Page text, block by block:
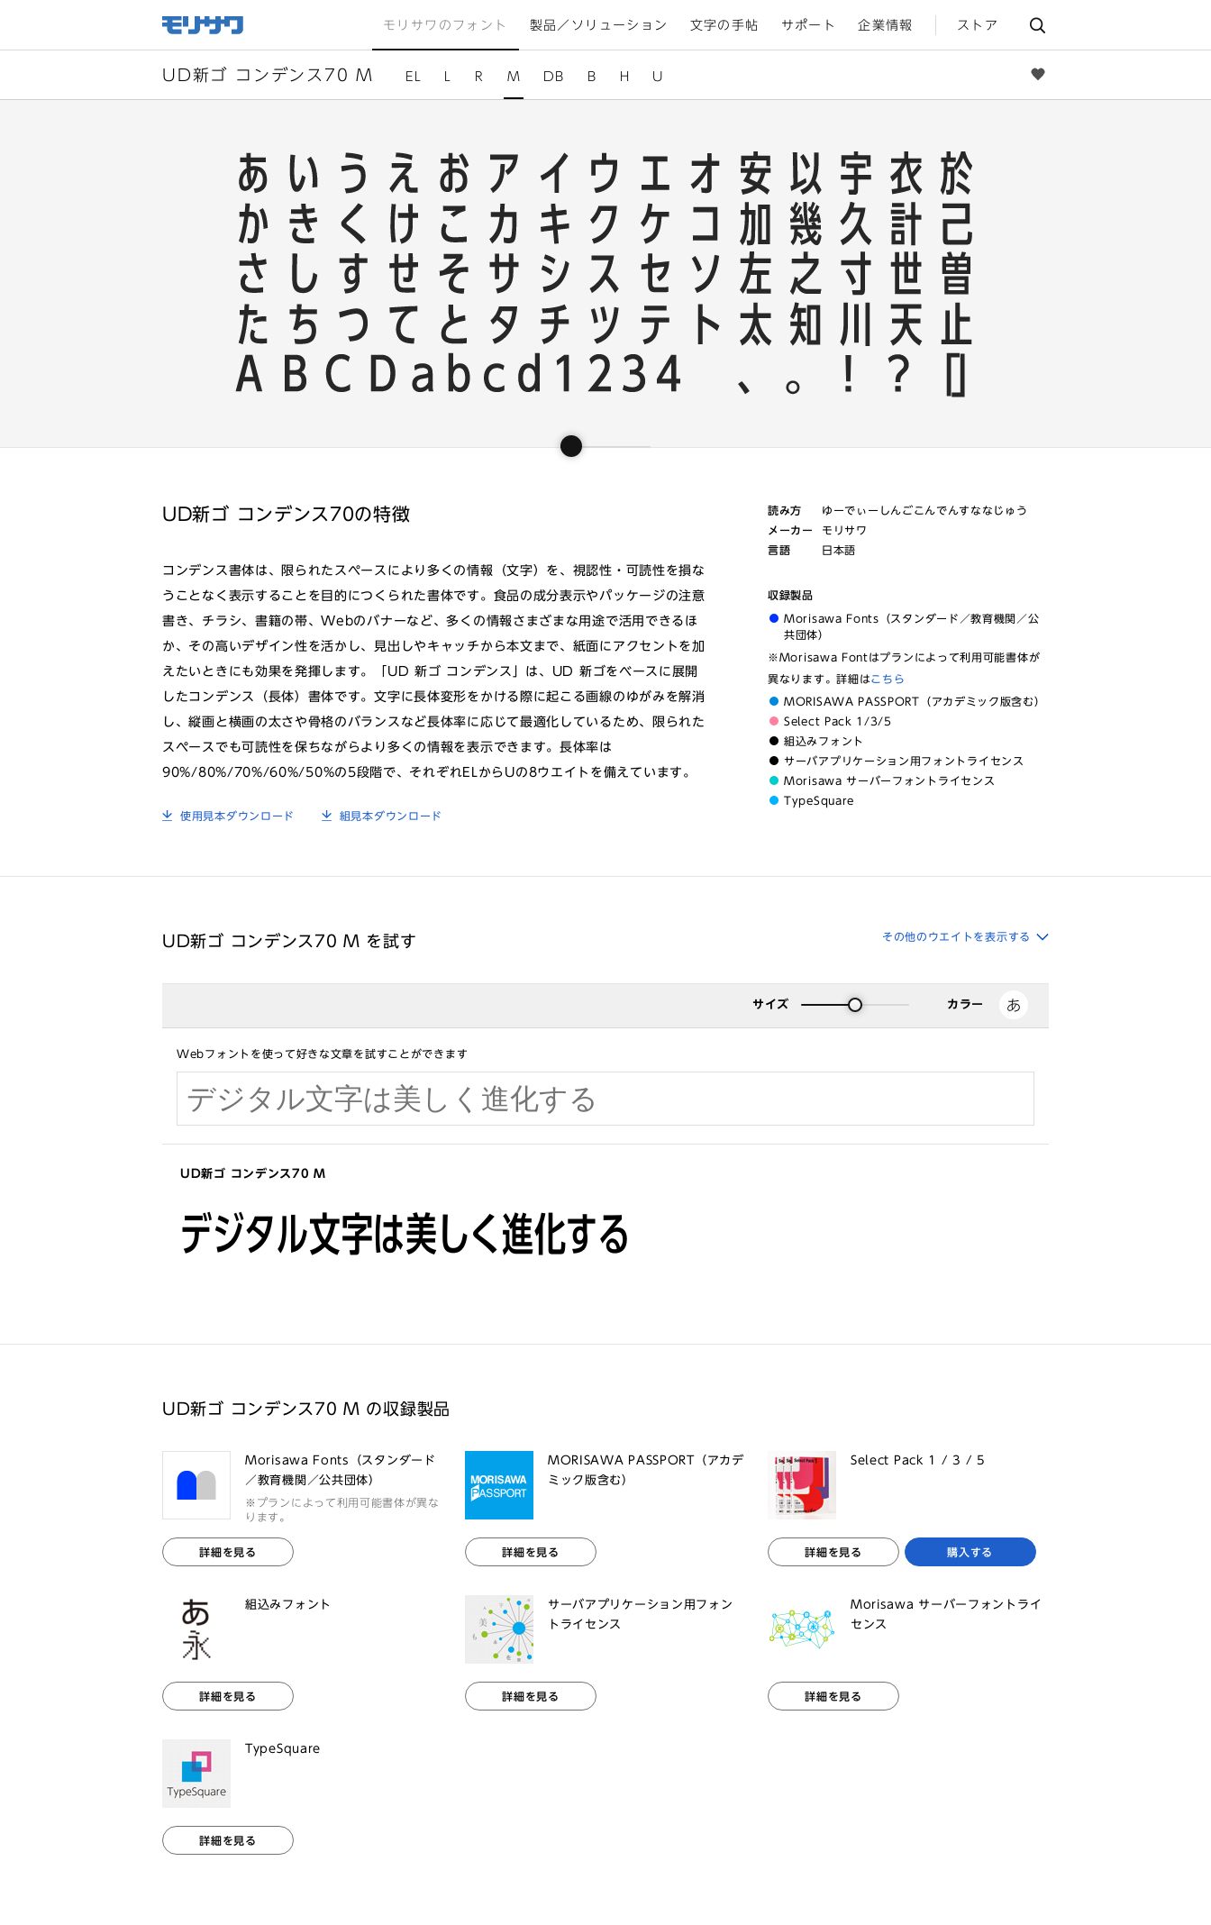
モリサワのフォント 製品／ソリューション 文字の手帖 サポート 企業情報 ストア
UD新ゴ コンデンス70 M EL R M DB B H U
UD新ゴ コンデンス70の特徴
コンデンス書体は、限られたスペースにより多くの情報（文字）を、視認性・可読性を損な
うことなく表示することを目的につくられた書体です。食品の成分表示やパッケージの注意
書き、チラシ、書籍の帯、Webのバナーなど、多くの情報さまざまな用途で活用できるほ
か、その高いデザイン性を活かし、見出しやキャッチから本文まで、紙面にアクセントを加
えたいときにも効果を発揮します。「UD 新ゴ コンデンス」は、UD 新ゴをベースに展開
したコンデンス（長体）書体です。文字に長体変形をかける際に起こる画線のゆがみを解消
し、縦画と横画の太さや骨格のバランスなど長体率に応じて最適化しているため、限られた
スペースでも可読性を保ちながらより多くの情報を表示できます。長体率は
90%/80%/70%/60%/50%の5段階で、それぞれELからUの8ウエイトを備えています。
使用見本ダウンロード 組見本ダウンロード
読み方
ゆーでぃーしんごこんでんすななじゅう
メーカー
モリサワ
言語
日本語
収録製品
Morisawa Fonts（スタンダード／教育機関／公
共団体）
※Morisawa Fontはプランによって利用可能書体が
異なります。詳細はこちら
MORISAWA PASSPORT（アカデミック版含む）
Select Pack 1/3/5
組込みフォント
サーバアプリケーション用フォントライセンス
Morisawa サーバーフォントライセンス
TypeSquare
UD新ゴ コンデンス70 M を試す その他のウエイトを表示する
サイズ カラー
Webフォントを使って好きな文章を試すことができます
UD新ゴ コンデンス70 M
デジタル文字は美しく進化する
UD新ゴ コンデンス70 M の収録製品
Morisawa Fonts（スタンダード
／教育機関／公共団体）
※プランによって利用可能書体が異な
ります。
詳細を見る
MORISAWA PASSPORT（アカデ
ミック版含む）
詳細を見る
Select Pack 1 / 3 / 5
詳細を見る 購入する
組込みフォント
詳細を見る
サーバアプリケーション用フォン
トライセンス
詳細を見る
Morisawa サーバーフォントライ
センス
詳細を見る
TypeSquare
詳細を見る